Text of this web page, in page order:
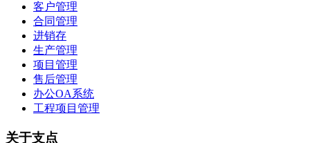
客户管理
合同管理
进销存
生产管理
项目管理
售后管理
办公OA系统
工程项目管理
关于支点